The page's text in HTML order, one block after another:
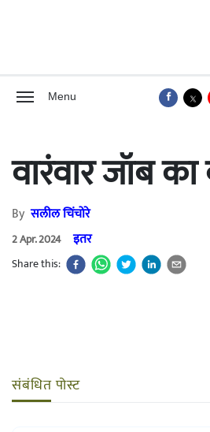
Menu
वारंवार जॉब
Byसलील चिंचोरे
2 Apr. 2024 इतर
Share this:
संबंधित पोस्ट